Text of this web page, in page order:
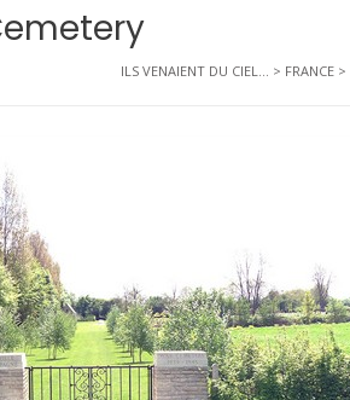
ILS VENAIENT DU CIEL... > FRANCE >